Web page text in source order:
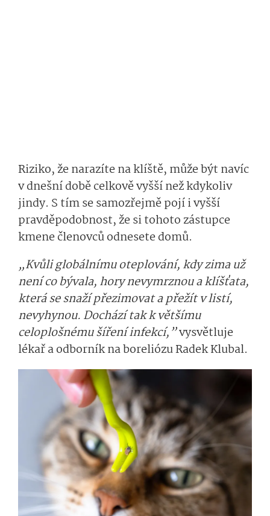
Riziko, že narazíte na klíště, může být navíc
v dnešní době celkově vyšší než kdykoliv
jindy. S tím se samozřejmě pojí i vyšší
pravděpodobnost, že si tohoto zástupce
kmene členovců odnesete domů.
„Kvůli globálnímu oteplování, kdy zima už
není co bývala, hory nevymrznou a klíšťata,
která se snaží přezimovat a přežít v listí,
nevyhynou. Dochází tak k většímu
celoplošnému šíření infekcí,”vysvětluje
lékař a odborník na boreliózu Radek Klubal.